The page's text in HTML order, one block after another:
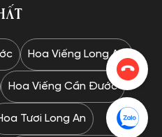
Hoa Viếng Long An
Hoa Viếng Cần Đước
Tươi Long An